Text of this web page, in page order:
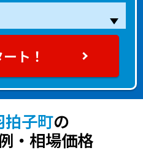
ト！
拍子町の
・相場価格